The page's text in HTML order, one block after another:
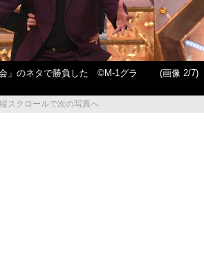
」のネタで勝負した ©M-1グラ
(画像 2/7)
縦スクロールで次の写真へ